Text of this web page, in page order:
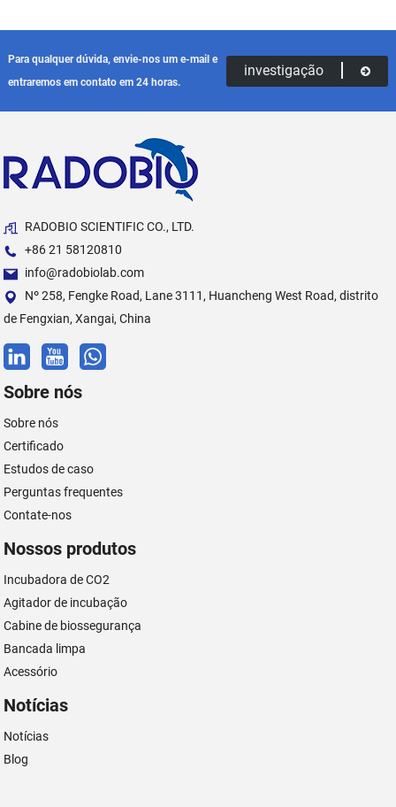
Para qualquer dúvida, envie-nos um e-mail e
entraremos em contato em 24 horas.
investigação
RADOBIO SCIENTIFIC CO., LTD.
+86 21 58120810
info@radobiolab.com
Nº 258, Fengke Road, Lane 3111, Huancheng West Road, distrito
de Fengxian, Xangai, China
Sobre nós
Sobre nós
Certificado
Estudos de caso
Perguntas frequentes
Contate-nos
Nossos produtos
Incubadora de CO2
Agitador de incubação
Cabine de biossegurança
Bancada limpa
Acessório
Notícias
Notícias
Blog